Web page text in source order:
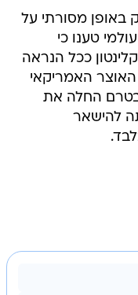
באופן מסורתי על
טענו כי
ככל הנראה
האמריקאי
בטרם החלה את
להישאר